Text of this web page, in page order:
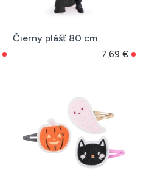
Čierny plášť 80 cm
7,69 €